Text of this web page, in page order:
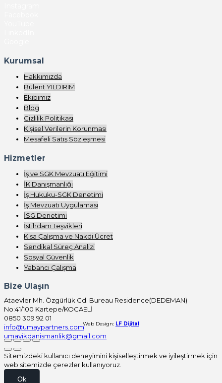
Kurumsal
Hakkımızda
Bülent YILDIRIM
Ekibimiz
Blog
Gizlilik Politikası
Kişisel Verilerin Korunması
Mesafeli Satış Sözleşmesi
Hizmetler
İş ve SGK Mevzuatı Eğitimi
İK Danışmanlığı
İş Hukuku-SGK Denetimi
İş Mevzuatı Uygulaması
İSG Denetimi
İstihdam Teşvikleri
Kısa Çalışma ve Nakdi Ücret
Sendikal Süreç Analizi
Sosyal Güvenlik
Yabancı Çalışma
Bize Ulaşın
Ataevler Mh. Özgürlük Cd. Bureau Residence(DEDEMAN)
No:41/100 Kartepe/KOCAELİ
0850 309 92 01
info@umaypartners.com
umayikdanismanlik@gmail.com
Web Design: LF Dijital
Sitemizdeki kullanıcı deneyimini kişiselleştirmek ve iyileştirmek için
web sitemizde çerezler kullanıyoruz.
Ok